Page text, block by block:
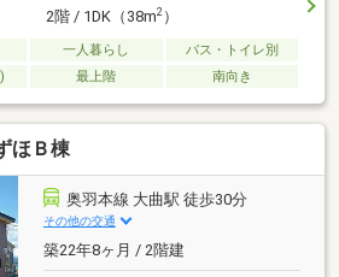
2階 / 1DK（38m2）
一人暮らし
バス・トイレ別
最上階 南向き
ほＢ棟
奥羽本線 大曲駅 徒歩30分
その他の交通
築22年8ヶ月 / 2階建